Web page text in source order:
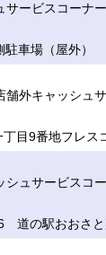
サービスコーナー
車場（屋外）
舗外キャッシュ
目9番地フレス
シュサービスコ
道の駅おおさ